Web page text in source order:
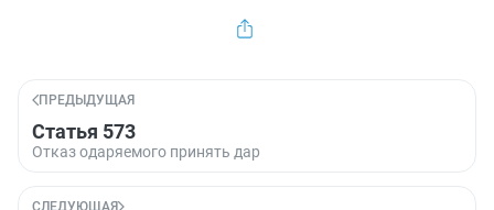
ПРЕДЫДУЩАЯ
Статья 573
Отказ одаряемого принять дар
СЛЕДУЮЩАЯ